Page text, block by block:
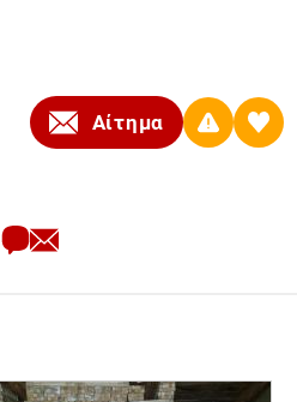
Αίτημα